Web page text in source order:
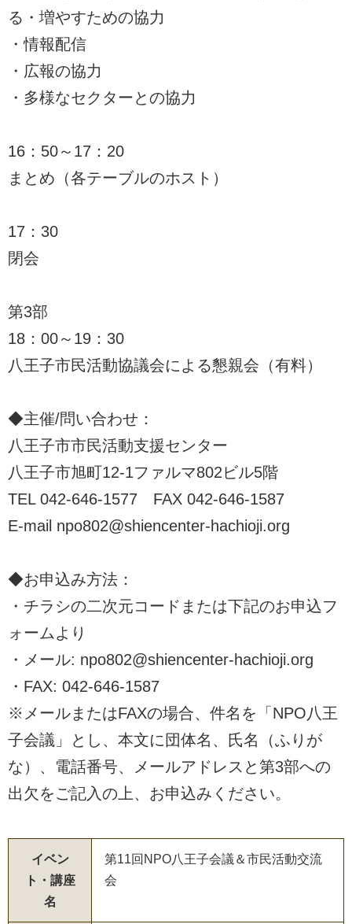
る・増やすための協力
・情報配信
・広報の協力
・多様なセクターとの協力
16：50～17：20
まとめ（各テーブルのホスト）
17：30
閉会
第3部
18：00～19：30
八王子市民活動協議会による懇親会（有料）
◆主催/問い合わせ：
八王子市市民活動支援センター
八王子市旭町12-1ファルマ802ビル5階
TEL 042-646-1577 FAX 042-646-1587
E-mail npo802@shiencenter-hachioji.org
◆お申込み方法：
・チラシの二次元コードまたは下記のお申込フ
ォームより
・メール: npo802@shiencenter-hachioji.org
・FAX: 042-646-1587
※メールまたはFAXの場合、件名を「NPO八王
子会議」とし、本文に団体名、氏名（ふりが
な）、電話番号、メールアドレスと第3部への
出欠をご記入の上、お申込みください。
イベン
ト・講座
名
第11回NPO八王子会議＆市民活動交流
会